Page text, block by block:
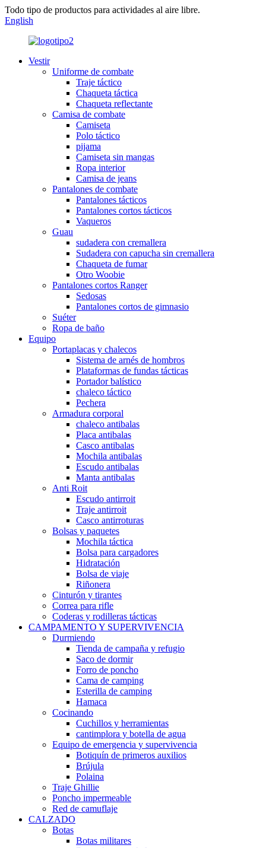
Todo tipo de productos para actividades al aire libre.
English
Vestir
Uniforme de combate
Traje táctico
Chaqueta táctica
Chaqueta reflectante
Camisa de combate
Camiseta
Polo táctico
pijama
Camiseta sin mangas
Ropa interior
Camisa de jeans
Pantalones de combate
Pantalones tácticos
Pantalones cortos tácticos
Vaqueros
Guau
sudadera con cremallera
Sudadera con capucha sin cremallera
Chaqueta de fumar
Otro Woobie
Pantalones cortos Ranger
Sedosas
Pantalones cortos de gimnasio
Suéter
Ropa de baño
Equipo
Portaplacas y chalecos
Sistema de arnés de hombros
Plataformas de fundas tácticas
Portador balístico
chaleco táctico
Pechera
Armadura corporal
chaleco antibalas
Placa antibalas
Casco antibalas
Mochila antibalas
Escudo antibalas
Manta antibalas
Anti Roit
Escudo antirroit
Traje antirroit
Casco antirroturas
Bolsas y paquetes
Mochila táctica
Bolsa para cargadores
Hidratación
Bolsa de viaje
Riñonera
Cinturón y tirantes
Correa para rifle
Coderas y rodilleras tácticas
CAMPAMENTO Y SUPERVIVENCIA
Durmiendo
Tienda de campaña y refugio
Saco de dormir
Forro de poncho
Cama de camping
Esterilla de camping
Hamaca
Cocinando
Cuchillos y herramientas
cantimplora y botella de agua
Equipo de emergencia y supervivencia
Botiquín de primeros auxilios
Brújula
Polaina
Traje Ghillie
Poncho impermeable
Red de camuflaje
CALZADO
Botas
Botas militares